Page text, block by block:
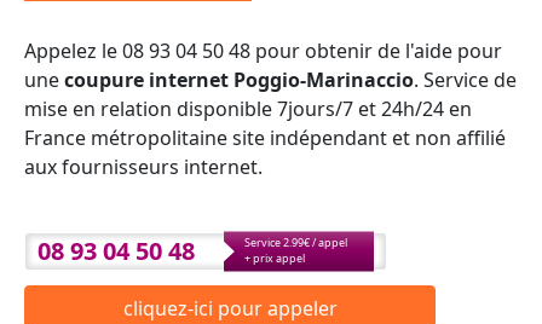
Appelez le 08 93 04 50 48 pour obtenir de l'aide pour
unecoupure internet Poggio-Marinaccio. Service de
mise en relation disponible 7jours/7 et 24h/24 en
France métropolitaine site indépendant et non affilié
aux fournisseurs internet.
08 93 04 50 48
Service 2.99€ / appel
+ prix appel
cliquez-ici pour appeler